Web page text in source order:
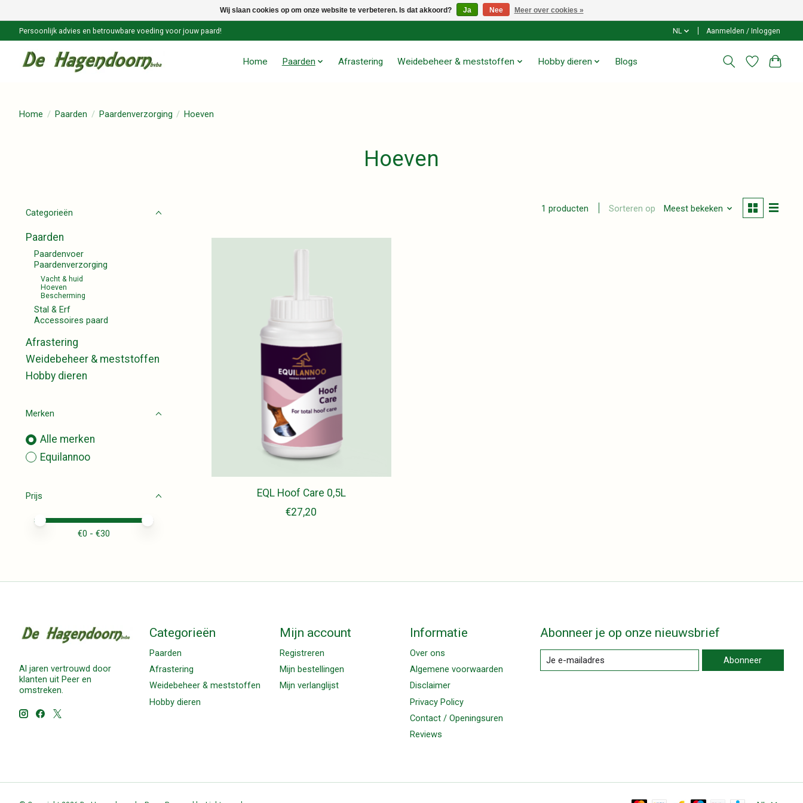
Persoonlijk advies en betrouwbare voeding voor jouw paard! NL Aanmelden / Inloggen
Home Paarden Afrastering Weidebeheer & meststoffen Hobby dieren Blogs
Home / Paarden / Paardenverzorging / Hoeven
Hoeven
Categorieën
Paarden
Paardenvoer
Paardenverzorging
Vacht & huid
Hoeven
Bescherming
Stal & Erf
Accessoires paard
Afrastering
Weidebeheer & meststoffen
Hobby dieren
Merken
Alle merken
Equilannoo
Prijs
Minimale prijswaarde
Price maximum value
€0 - €30
1 producten Sorteren op Meest bekeken
EQL Hoof Care 0,5L
€27,20
Al jaren vertrouwd door
klanten uit Peer en
omstreken.
Categorieën
Paarden
Afrastering
Weidebeheer & meststoffen
Hobby dieren
Mijn account
Registreren
Mijn bestellingen
Mijn verlanglijst
Informatie
Over ons
Algemene voorwaarden
Disclaimer
Privacy Policy
Contact / Openingsuren
Reviews
Abonneer je op onze nieuwsbrief
Abonneer
Wij slaan cookies op om onze website te verbeteren. Is dat akkoord? Ja Nee Meer over cookies »